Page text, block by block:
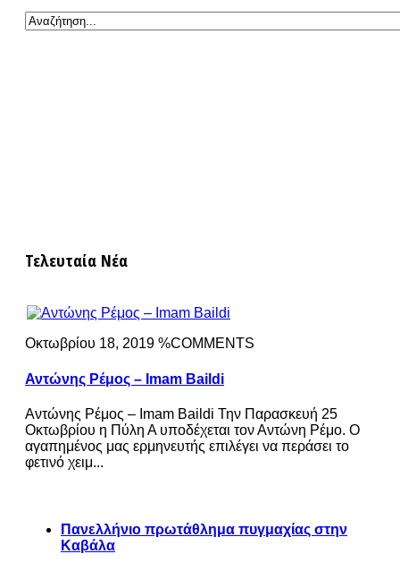
Τελευταία Νέα
Οκτωβρίου 18, 2019 %COMMENTS
Αντώνης Ρέμος – Imam Baildi
Αντώνης Ρέμος – Imam Baildi Την Παρασκευή 25
Οκτωβρίου η Πύλη Α υποδέχεται τον Αντώνη Ρέμο. Ο
αγαπημένος μας ερμηνευτής επιλέγει να περάσει το
φετινό χειμ...
Πανελλήνιο πρωτάθλημα πυγμαχίας στην
Καβάλα